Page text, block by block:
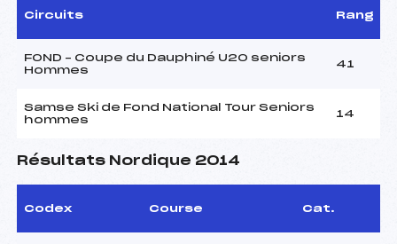
Circuits Rang
FOND – Coupe du Dauphiné U20 seniors
Hommes
41
Samse Ski de Fond National Tour Seniors
hommes
14
Résultats Nordique 2014
Codex Course Cat.